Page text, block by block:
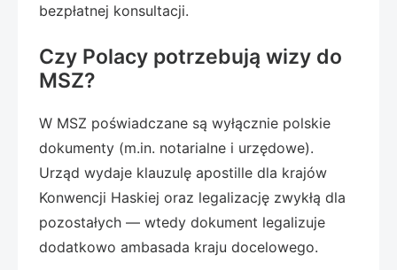
bezpłatnej konsultacji.
Czy Polacy potrzebują wizy do
MSZ?
W MSZ poświadczane są wyłącznie polskie
dokumenty (m.in. notarialne i urzędowe).
Urząd wydaje klauzulę apostille dla krajów
Konwencji Haskiej oraz legalizację zwykłą dla
pozostałych — wtedy dokument legalizuje
dodatkowo ambasada kraju docelowego.